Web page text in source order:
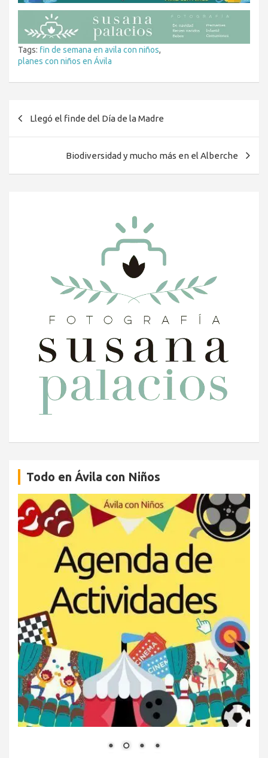
Tags: fin de semana en avila con niños,
planes con niños en Ávila
Llegó el finde del Día de la Madre
Biodiversidad y mucho más en el Alberche
Todo en Ávila con Niños